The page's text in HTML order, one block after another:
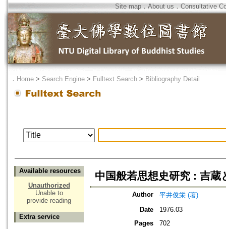
Site map．About us ． Consultative
． Home > Search Engine > Fulltext Search > Bibliography Detail
Available resources
Unauthorized
Unable to
provide reading
Extra service
中国般若思想史研究 : 吉蔵
Author
平井俊栄 (著)
Date
1976.03
Pages
702